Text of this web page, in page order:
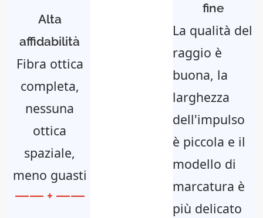
Alta
affidabilità
Fibra ottica
completa,
nessuna
ottica
spaziale,
meno guasti
—— + ——
fine
La qualità del
raggio è
buona, la
larghezza
dell'impulso
è piccola e il
modello di
marcatura è
più delicato